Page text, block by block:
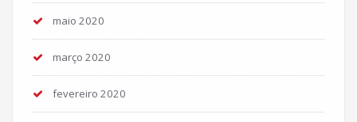
maio 2020
março 2020
fevereiro 2020